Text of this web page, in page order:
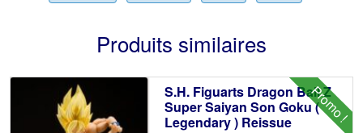
Produits similaires
Promo !
S.H. Figuarts Dragon Ball Z
Super Saiyan Son Goku (
Legendary ) Reissue